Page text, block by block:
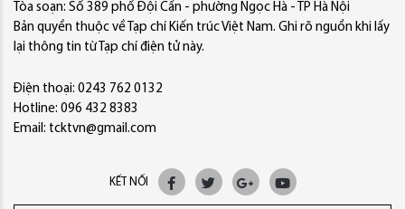
Tòa soạn: Số 389 phố Đội Cấn - phường Ngọc Hà - TP Hà Nội
Bản quyền thuộc về Tạp chí Kiến trúc Việt Nam. Ghi rõ nguồn khi lấy
lại thông tin từ Tạp chí điện tử này.
Điện thoại: 0243 762 0132
Hotline: 096 432 8383
Email: tcktvn@gmail.com
KẾT NỐI